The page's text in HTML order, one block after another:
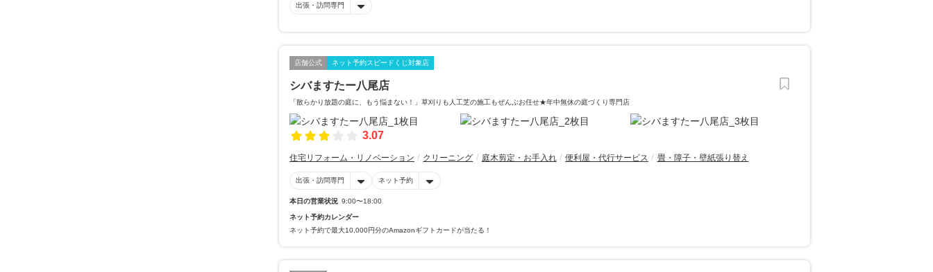
出張・訪問専門
店舗公式 ネット予約スピードくじ対象店
シバますたー八尾店
「散らかり放題の庭に、もう悩まない！」草刈りも人工芝の施工もぜんぶお任せ★年中無休の庭づくり専門店
3.07
住宅リフォーム・リノベーション クリーニング 庭木剪定・お手入れ 便利屋・代行サービス 畳・障子・壁紙張り替え
出張・訪問専門 ネット予約
本日の営業状況 9:00〜18:00
ネット予約カレンダー
ネット予約で最大10,000円分のAmazonギフトカードが当たる！